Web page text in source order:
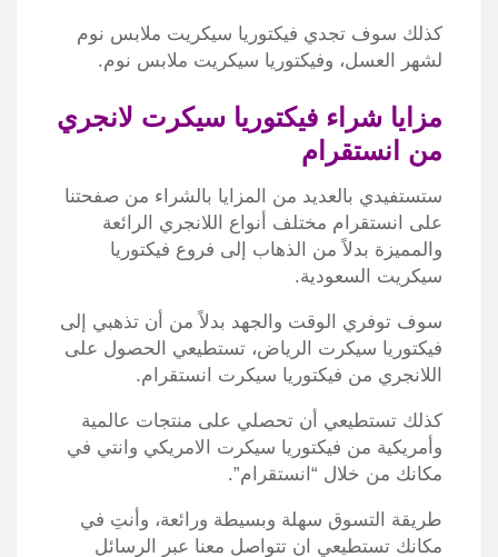
كذلك سوف تجدي فيكتوريا سيكريت ملابس نوم
لشهر العسل، وفيكتوريا سيكريت ملابس نوم.
مزايا شراء فيكتوريا سيكرت لانجري
من انستقرام
ستستفيدي بالعديد من المزايا بالشراء من صفحتنا
على انستقرام مختلف أنواع اللانجري الرائعة
والمميزة بدلاً من الذهاب إلى فروع فيكتوريا
سيكريت السعودية.
سوف توفري الوقت والجهد بدلاً من أن تذهبي إلى
فيكتوريا سيكرت الرياض، تستطيعي الحصول على
اللانجري من فيكتوريا سيكرت انستقرام.
كذلك تستطيعي أن تحصلي على منتجات عالمية
وأمريكية من فيكتوريا سيكرت الامريكي وانتي في
مكانك من خلال “انستقرام”.
طريقة التسوق سهلة وبسيطة ورائعة، وأنتِ في
مكانك تستطيعي ان تتواصل معنا عبر الرسائل